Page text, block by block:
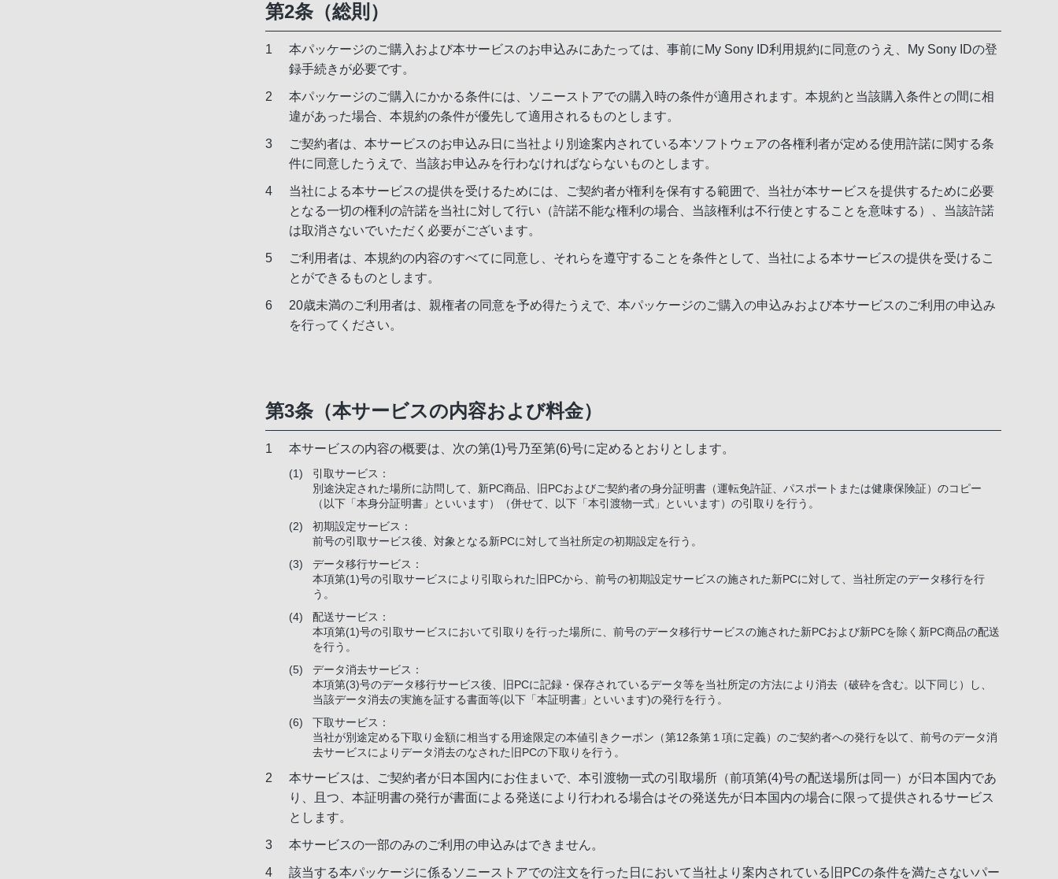
第2条（総則）
本パッケージのご購入および本サービスのお申込みにあたっては、事前にMy Sony ID利用規約に同意のうえ、My Sony IDの登
録手続きが必要です。
本パッケージのご購入にかかる条件には、ソニーストアでの購入時の条件が適用されます。本規約と当該購入条件との間に相
違があった場合、本規約の条件が優先して適用されるものとします。
ご契約者は、本サービスのお申込み日に当社より別途案内されている本ソフトウェアの各権利者が定める使用許諾に関する条
件に同意したうえで、当該お申込みを行わなければならないものとします。
当社による本サービスの提供を受けるためには、ご契約者が権利を保有する範囲で、当社が本サービスを提供するために必要
となる一切の権利の許諾を当社に対して行い（許諾不能な権利の場合、当該権利は不行使とすることを意味する）、当該許諾
は取消さないでいただく必要がございます。
ご利用者は、本規約の内容のすべてに同意し、それらを遵守することを条件として、当社による本サービスの提供を受けるこ
とができるものとします。
20歳未満のご利用者は、親権者の同意を予め得たうえで、本パッケージのご購入の申込みおよび本サービスのご利用の申込み
を行ってください。
第3条（本サービスの内容および料金）
本サービスの内容の概要は、次の第(1)号乃至第(6)号に定めるとおりとします。
引取サービス：
別途決定された場所に訪問して、新PC商品、旧PCおよびご契約者の身分証明書（運転免許証、パスポートまたは健康保険証）のコピー
（以下「本身分証明書」といいます）（併せて、以下「本引渡物一式」といいます）の引取りを行う。
初期設定サービス：
前号の引取サービス後、対象となる新PCに対して当社所定の初期設定を行う。
データ移行サービス：
本項第(1)号の引取サービスにより引取られた旧PCから、前号の初期設定サービスの施された新PCに対して、当社所定のデータ移行を行
う。
配送サービス：
本項第(1)号の引取サービスにおいて引取りを行った場所に、前号のデータ移行サービスの施された新PCおよび新PCを除く新PC商品の配送
を行う。
データ消去サービス：
本項第(3)号のデータ移行サービス後、旧PCに記録・保存されているデータ等を当社所定の方法により消去（破砕を含む。以下同じ）し、
当該データ消去の実施を証する書面等(以下「本証明書」といいます)の発行を行う。
下取サービス：
当社が別途定める下取り金額に相当する用途限定の本値引きクーポン（第12条第１項に定義）のご契約者への発行を以て、前号のデータ消
去サービスによりデータ消去のなされた旧PCの下取りを行う。
本サービスは、ご契約者が日本国内にお住まいで、本引渡物一式の引取場所（前項第(4)号の配送場所は同一）が日本国内であ
り、且つ、本証明書の発行が書面による発送により行われる場合はその発送先が日本国内の場合に限って提供されるサービス
とします。
本サービスの一部のみのご利用の申込みはできません。
該当する本パッケージに係るソニーストアでの注文を行った日において当社より案内されている旧PCの条件を満たさないパー